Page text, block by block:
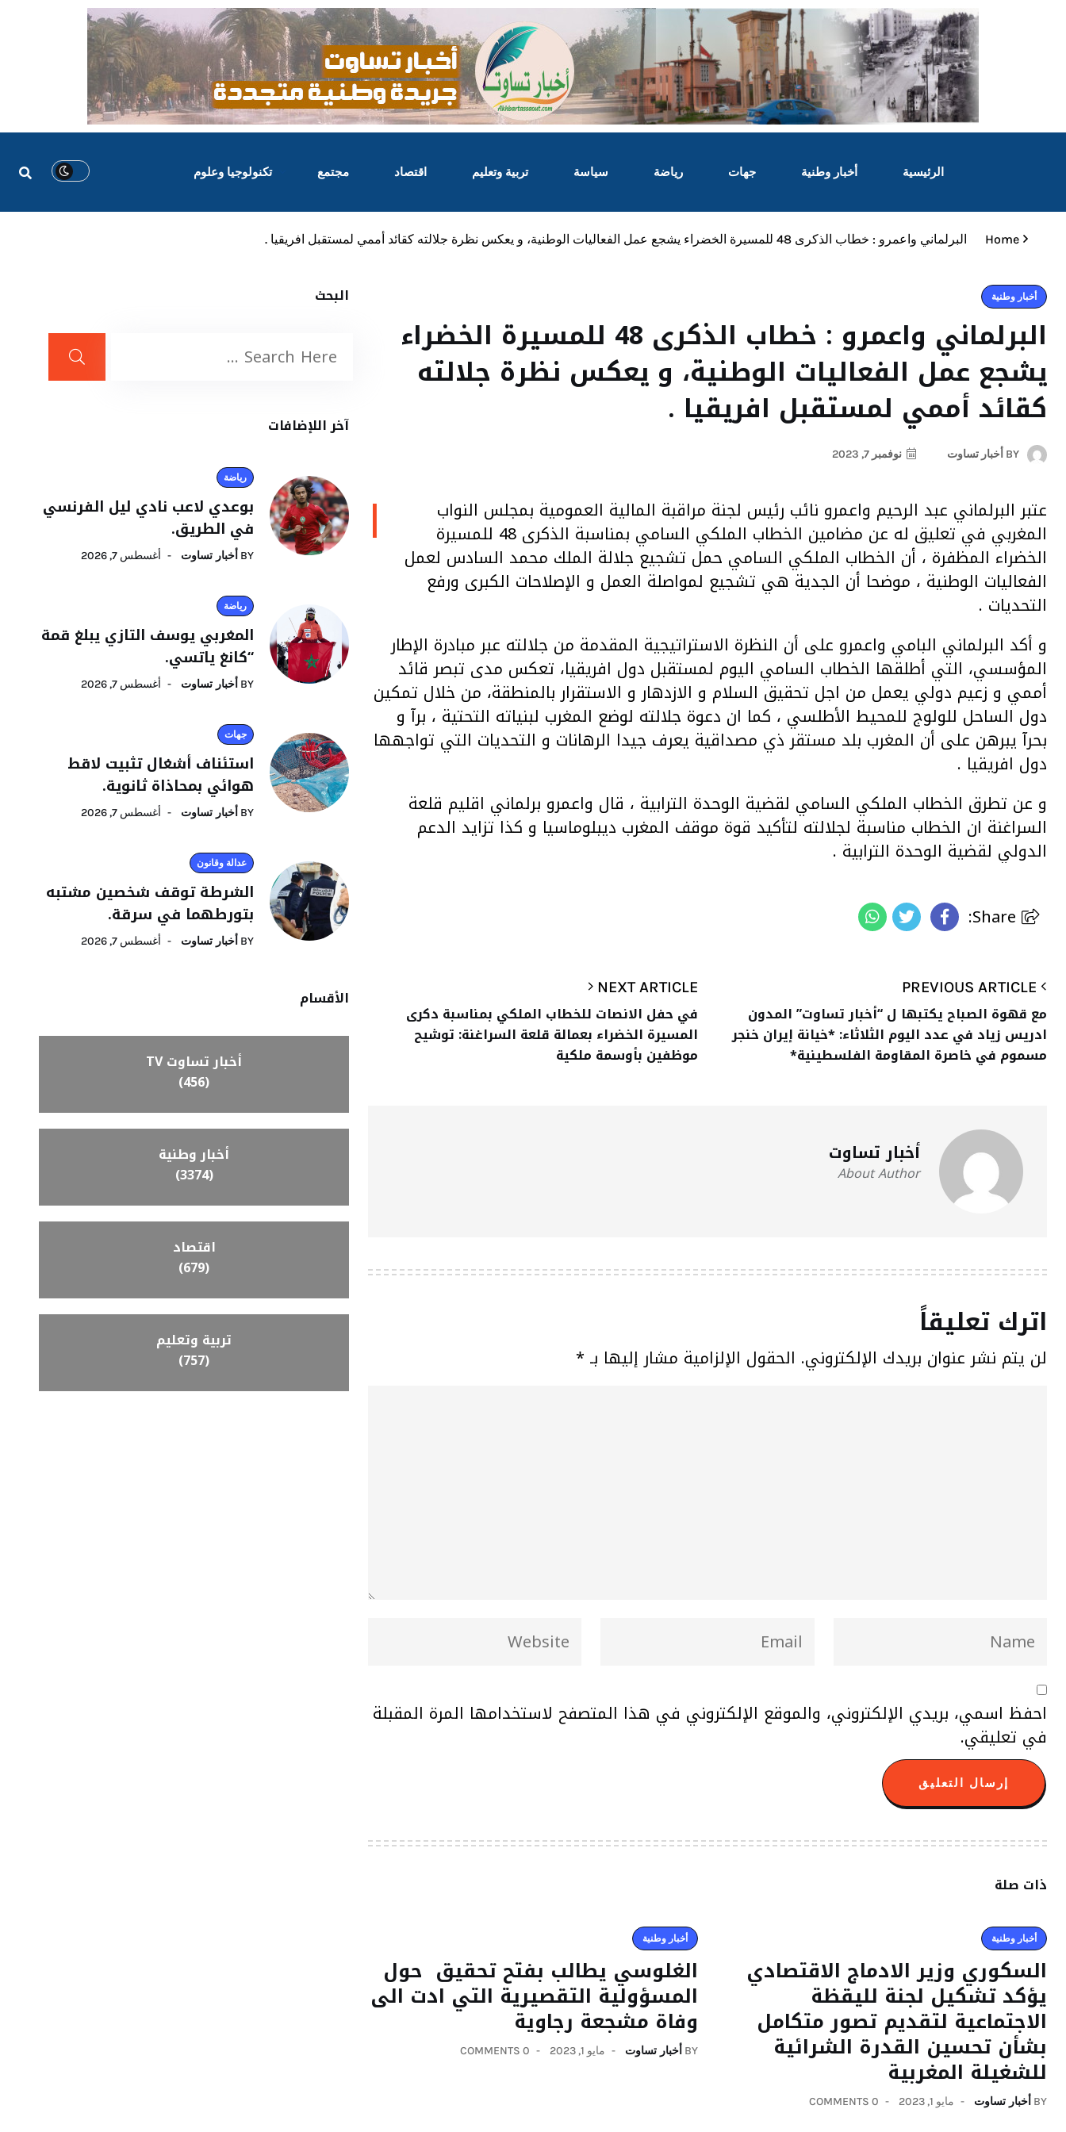
الرئيسية أخبار وطنية جهات رياضة سياسة تربية وتعليم اقتصاد مجتمع تكنولوجيا وعلوم
Home البرلماني واعمرو : خطاب الذكرى 48 للمسيرة الخضراء يشجع عمل الفعاليات الوطنية، و يعكس نظرة جلالته كقائد أممي لمستقبل افريقيا .
أخبار وطنية
البرلماني واعمرو : خطاب الذكرى 48 للمسيرة الخضراء
يشجع عمل الفعاليات الوطنية، و يعكس نظرة جلالته
كقائد أممي لمستقبل افريقيا .
BY أخبار تساوت نوفمبر 7, 2023
ا عتبر البرلماني عبد الرحيم واعمرو نائب رئيس لجنة مراقبة المالية العمومية بمجلس النواب
المغربي في تعليق له عن مضامين الخطاب الملكي السامي بمناسبة الذكرى 48 للمسيرة
الخضراء المظفرة ، أن الخطاب الملكي السامي حمل تشجيع جلالة الملك محمد السادس لعمل
الفعاليات الوطنية ، موضحا أن الجدية هي تشجيع لمواصلة العمل و الإصلاحات الكبرى ورفع
التحديات .
و أكد البرلماني البامي واعمرو على أن النظرة الاستراتيجية المقدمة من جلالته عبر مبادرة الإطار
المؤسسي، التي أطلقها الخطاب السامي اليوم لمستقبل دول افريقيا، تعكس مدى تبصر قائد
أممي و زعيم دولي يعمل من اجل تحقيق السلام و الازدهار و الاستقرار بالمنطقة، من خلال تمكين
دول الساحل للولوج للمحيط الأطلسي ، كما ان دعوة جلالته لوضع المغرب لبنياته التحتية ، برآ و
بحرآ يبرهن على أن المغرب بلد مستقر ذي مصداقية يعرف جيدا الرهانات و التحديات التي تواجهها
دول افريقيا .
و عن تطرق الخطاب الملكي السامي لقضية الوحدة الترابية ، قال واعمرو برلماني اقليم قلعة
السراغنة ان الخطاب مناسبة لجلالته لتأكيد قوة موقف المغرب ديبلوماسيا و كذا تزايد الدعم
الدولي لقضية الوحدة الترابية .
مع قهوة الصباح يكتبها ل “أخبار تساوت” المدون
ادريس زياد في عدد اليوم الثلاثاء: *خيانة إيران خنجر
مسموم في خاصرة المقاومة الفلسطينية*
NEXT ARTICLE
في حفل الانصات للخطاب الملكي بمناسبة دكرى
المسيرة الخضراء بعمالة قلعة السراغنة: توشيح
موظفين بأوسمة ملكية
أخبار تساوت
About Author
اترك تعليقاً
لن يتم نشر عنوان بريدك الإلكتروني. الحقول الإلزامية مشار إليها بـ *
احفظ اسمي، بريدي الإلكتروني، والموقع الإلكتروني في هذا المتصفح لاستخدامها المرة المقبلة
في تعليقي.
ذات صلة
أخبار وطنية
السكوري وزير الادماج الاقتصادي
يؤكد تشكيل لجنة لليقظة
الاجتماعية لتقديم تصور متكامل
بشأن تحسين القدرة الشرائية
للشغيلة المغربية
BY أخبار تساوت مايو 1, 2023 0 COMMENTS
أخبار وطنية
الغلوسي يطالب بفتح تحقيق حول
المسؤولية التقصيرية التي ادت الى
وفاة مشجعة رجاوية
BY أخبار تساوت مايو 1, 2023 0 COMMENTS
البحث
آخر اللإضافات
رياضة
بوعدي لاعب نادي ليل الفرنسي
في الطريق.
BY أخبار تساوت أغسطس 7, 2026
رياضة
المغربي يوسف التازي يبلغ قمة
“كانغ ياتسي.
BY أخبار تساوت أغسطس 7, 2026
جهات
استئناف أشغال تثبيت لاقط
هوائي بمحاذاة ثانوية.
BY أخبار تساوت أغسطس 7, 2026
عدالة وقانون
الشرطة توقف شخصين مشتبه
بتورطهما في سرقة.
BY أخبار تساوت أغسطس 7, 2026
الأقسام
أخبار تساوت TV
(456)
أخبار وطنية
(3374)
اقتصاد
(679)
تربية وتعليم
(757)